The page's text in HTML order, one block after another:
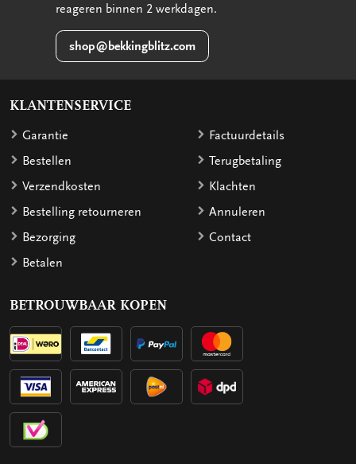
reageren binnen 2 werkdagen.
shop@bekkingblitz.com
KLANTENSERVICE
Garantie
Bestellen
Verzendkosten
Bestelling retourneren
Bezorging
Betalen
Factuurdetails
Terugbetaling
Klachten
Annuleren
Contact
BETROUWBAAR KOPEN